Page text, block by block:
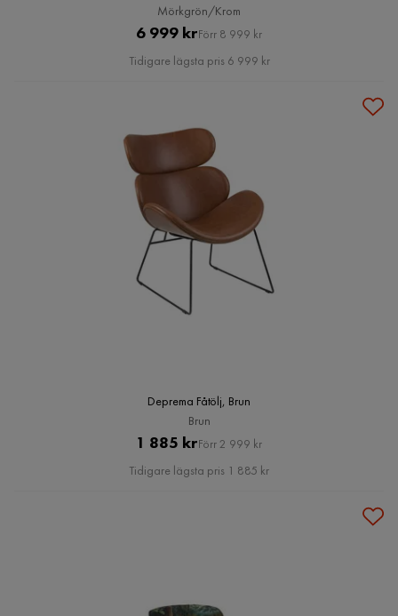
Mörkgrön/Krom
Pris
6 999 krOriginal
Pris
Förr 8 999 kr
Tidigare lägsta pris 6 999 kr
Deprema Fåtölj, Brun
Brun
Pris
1 885 krOriginal
Pris
Förr 2 999 kr
Tidigare lägsta pris 1 885 kr